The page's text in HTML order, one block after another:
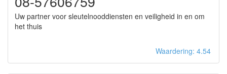
Uw partner voor sleutelnooddiensten en veiligheid in en om
het thuis
Waardering: 4.54